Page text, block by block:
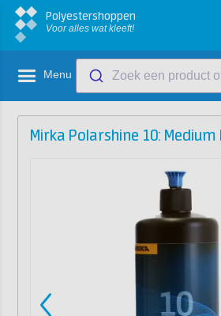
Polyestershoppen
Voor alles wat kleeft!
Menu Zoek een product
Mirka Polarshine 10: Medium